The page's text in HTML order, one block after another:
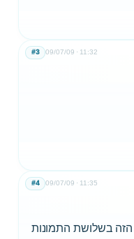
09/07/09 11:32
#3
09/07/09 11:35
#4
הזה בשלושת התמונות